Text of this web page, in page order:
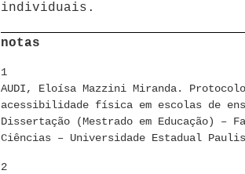
individuais.
notas
1
AUDI, Eloísa Mazzini Miranda.
acessibilidade física em escolas de
Dissertação (Mestrado em Educação) –
Ciências – Universidade Estadual
2